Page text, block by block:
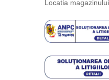
Locatia magazinului